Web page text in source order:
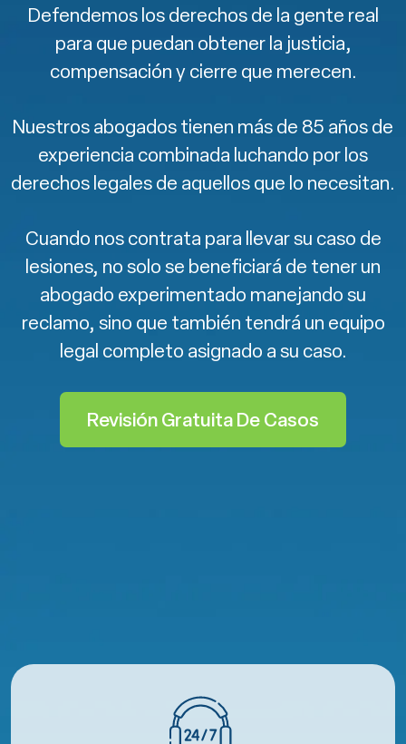
Defendemos los derechos de la gente real
para que puedan obtener la justicia,
compensación y cierre que merecen.
Nuestros abogados tienen más de 85 años de
experiencia combinada luchando por los
derechos legales de aquellos que lo necesitan.
Cuando nos contrata para llevar su caso de
lesiones, no solo se beneficiará de tener un
abogado experimentado manejando su
reclamo, sino que también tendrá un equipo
legal completo asignado a su caso.
Revisión Gratuita De Casos